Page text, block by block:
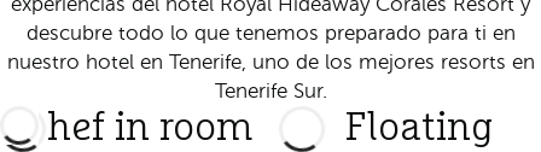
descubre todo lo que tenemos preparado para ti en
nuestro hotel en Tenerife, uno de los mejores resorts en
Tenerife Sur.
Chef in room
Floating